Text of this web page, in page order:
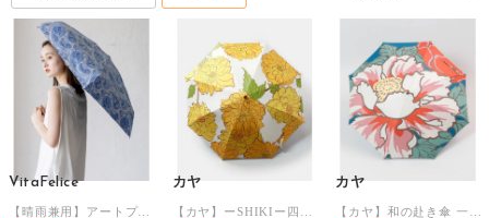
VitaFelice カヤ カヤ